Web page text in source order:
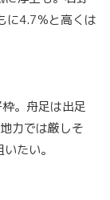
に4.7％と高くは
。舟足は出足
力では厳しそ
たい。